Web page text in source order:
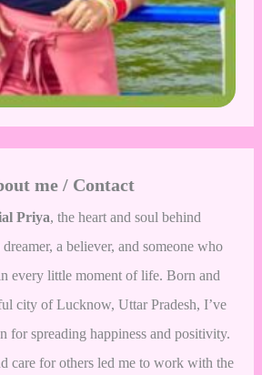
me / Contact
Priya, the heart and soul behind
dreamer, a believer, and someone who
every little moment of life. Born and
city of Lucknow, Uttar Pradesh, I’ve
for spreading happiness and positivity.
care for others led me to work with the